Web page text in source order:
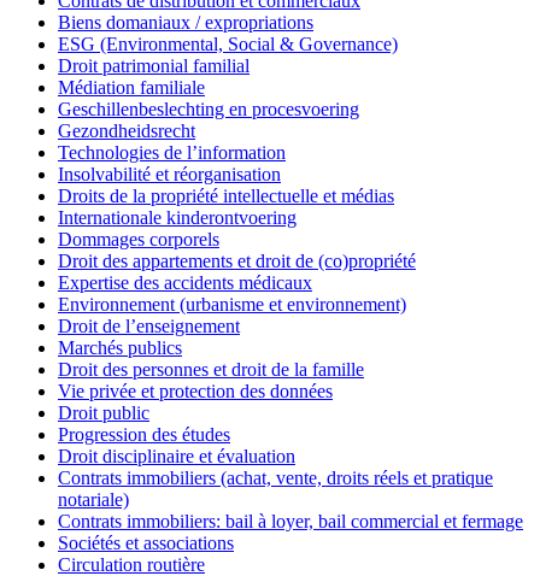
Biens domaniaux / expropriations
ESG (Environmental, Social & Governance)
Droit patrimonial familial
Médiation familiale
Geschillenbeslechting en procesvoering
Gezondheidsrecht
Technologies de l’information
Insolvabilité et réorganisation
Droits de la propriété intellectuelle et médias
Internationale kinderontvoering
Dommages corporels
Droit des appartements et droit de (co)propriété
Expertise des accidents médicaux
Environnement (urbanisme et environnement)
Droit de l’enseignement
Marchés publics
Droit des personnes et droit de la famille
Vie privée et protection des données
Droit public
Progression des études
Droit disciplinaire et évaluation
Contrats immobiliers (achat, vente, droits réels et pratique
notariale)
Contrats immobiliers: bail à loyer, bail commercial et fermage
Sociétés et associations
Circulation routière